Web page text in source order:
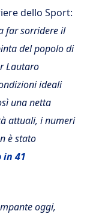
dello Sport:
far sorridere il
del popolo di
Lautaro
ideali
una netta
attuali, i numeri
è stato
in 41
oggi,